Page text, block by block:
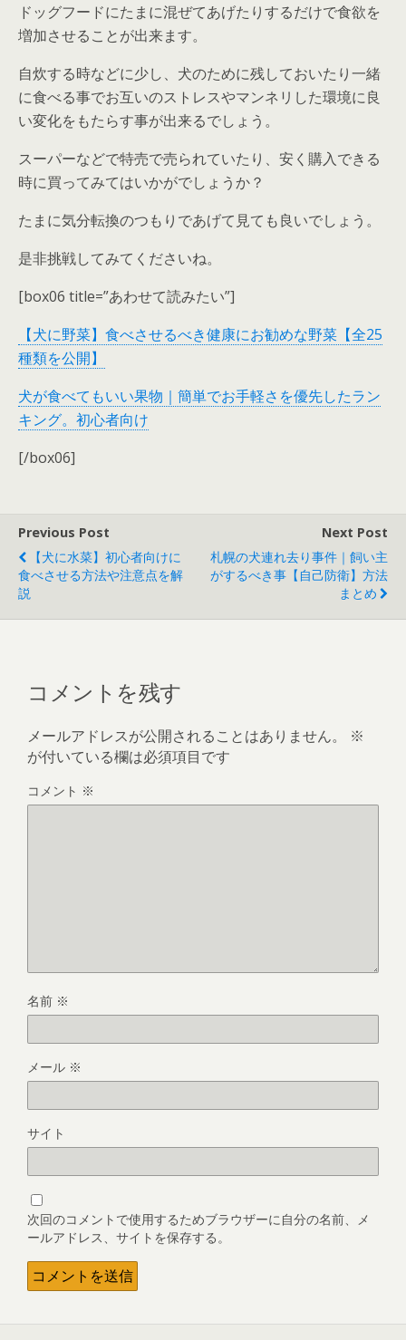
ドッグフードにたまに混ぜてあげたりするだけで食欲を
増加させることが出来ます。
自炊する時などに少し、犬のために残しておいたり一緒
に食べる事でお互いのストレスやマンネリした環境に良
い変化をもたらす事が出来るでしょう。
スーパーなどで特売で売られていたり、安く購入できる
時に買ってみてはいかがでしょうか？
たまに気分転換のつもりであげて見ても良いでしょう。
是非挑戦してみてくださいね。
[box06 title=”あわせて読みたい”]
【犬に野菜】食べさせるべき健康にお勧めな野菜【全25
種類を公開】
犬が食べてもいい果物｜簡単でお手軽さを優先したラン
キング。初心者向け
[/box06]
Previous Post
【犬に水菜】初心者向けに
食べさせる方法や注意点を解
説
Next Post
札幌の犬連れ去り事件｜飼い主
がするべき事【自己防衛】方法
まとめ
コメントを残す
メールアドレスが公開されることはありません。
※
が付いている欄は必須項目です
コメント ※
名前 ※
メール ※
サイト
次回のコメントで使用するためブラウザーに自分の名前、メ
ールアドレス、サイトを保存する。